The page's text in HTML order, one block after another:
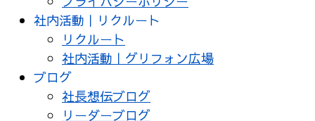
社内活動｜リクルート
リクルート
社内活動｜グリフォン広場
ブログ
社長想伝ブログ
リーダーブログ